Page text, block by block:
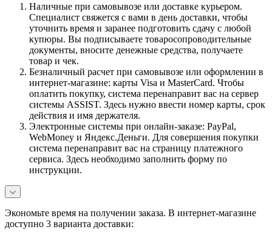
Наличные при самовывозе или доставке курьером.
Специалист свяжется с вами в день доставки, чтобы
уточнить время и заранее подготовить сдачу с любой
купюры. Вы подписываете товаросопроводительные
документы, вносите денежные средства, получаете
товар и чек.
Безналичный расчет при самовывозе или оформлении в
интернет-магазине: карты Visa и MasterCard. Чтобы
оплатить покупку, система перенаправит вас на сервер
системы ASSIST. Здесь нужно ввести номер карты, срок
действия и имя держателя.
Электронные системы при онлайн-заказе: PayPal,
WebMoney и Яндекс.Деньги. Для совершения покупки
система перенаправит вас на страницу платежного
сервиса. Здесь необходимо заполнить форму по
инструкции.
Экономьте время на получении заказа. В интернет-магазине
доступно 3 варианта доставки: